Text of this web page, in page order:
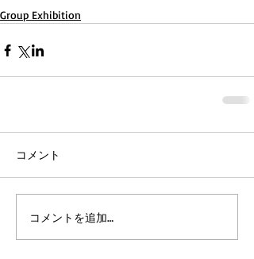
Group Exhibition
コメント
コメントを追加…